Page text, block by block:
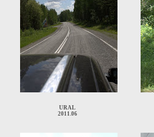
URAL
2011.06